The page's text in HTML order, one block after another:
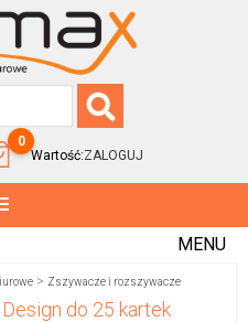
0
Wartość:ZALOGUJ
MENU
> Zszywacze i rozszywacze
do 25 kartek